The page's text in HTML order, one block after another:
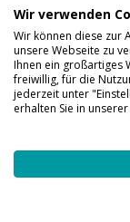
Über 40.000
Lager
Wir verwenden
Wir können diese zur
unsere Webseite zu
Ihnen ein großartiges
freiwillig, für die
jederzeit unter
erhalten Sie in unserer